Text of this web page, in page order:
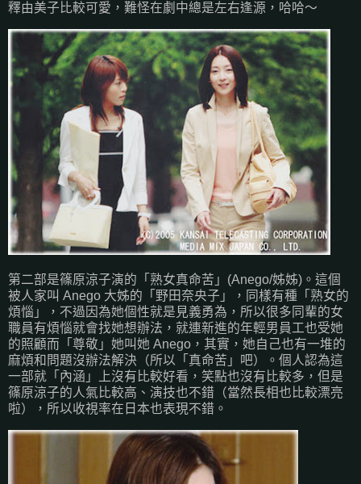
釋由美子比較可愛，難怪在劇中總是左右逢源，哈哈～
第二部是篠原涼子演的「熟女真命苦」(Anego/姊姊)。這個
被人家叫 Anego 大姊的「野田奈央子」，同樣有種「熟女的
煩惱」，不過因為她個性就是見義勇為，所以很多同輩的女
職員有煩惱就會找她想辦法，就連新進的年輕男員工也受她
的照顧而「尊敬」她叫她 Anego，其實，她自己也有一堆的
麻煩和問題沒辦法解決（所以「真命苦」吧）。個人認為這
一部就「內涵」上沒有比較好看，笑點也沒有比較多，但是
篠原涼子的人氣比較高、演技也不錯（當然長相也比較漂亮
啦），所以收視率在日本也表現不錯。